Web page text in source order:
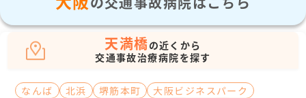
天満橋の近くから
交通事故治療病院を探す
なんば 北浜 堺筋本町
大阪ビジネスパーク